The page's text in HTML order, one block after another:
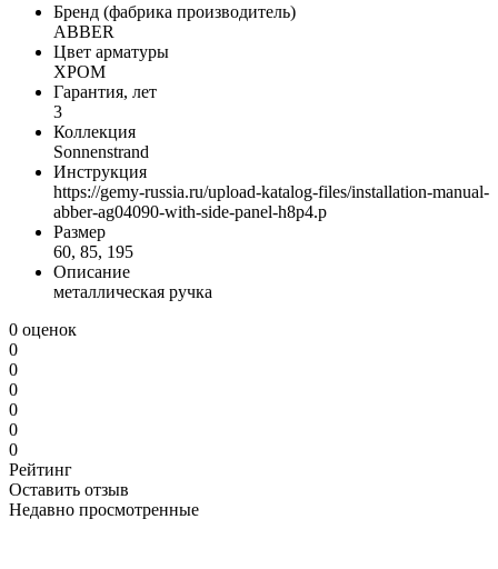
Бренд (фабрика производитель)
ABBER
Цвет арматуры
ХРОМ
Гарантия, лет
3
Коллекция
Sonnenstrand
Инструкция
https://gemy-russia.ru/upload-katalog-files/installation-manual-
abber-ag04090-with-side-panel-h8p4.p
Размер
60, 85, 195
Описание
металлическая ручка
0 оценок
0
0
0
0
0
0
Рейтинг
Оставить отзыв
Недавно просмотренные